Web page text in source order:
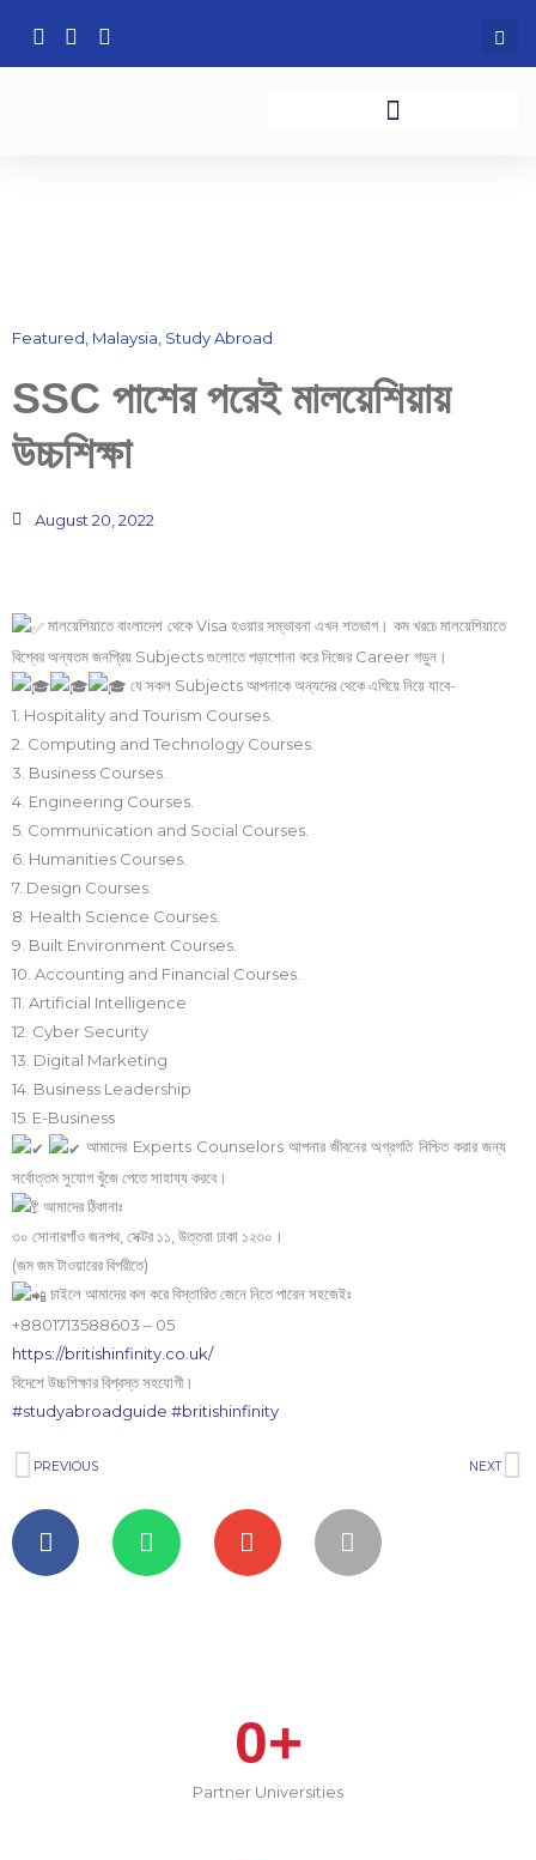
content
Featured Malaysia Study Abroad
SSC পাশের পরেই মালয়েশিয়ায়
উচ্চশিক্ষা
August 20, 2022
মালয়েশিয়াতে বাংলাদেশ থেকে Visa হওয়ার সম্ভাবনা এখন শতভাগ। কম খরচে মালয়েশিয়াতে
বিশ্বের অন্যতম জনপ্রিয় Subjects গুলোতে পড়াশোনা করে নিজের Career গড়ুন।
যে সকল Subjects আপনাকে অন্যদের থেকে এগিয়ে নিয়ে যাবে-
1. Hospitality and Tourism Courses.
2. Computing and Technology Courses.
3. Business Courses.
4. Engineering Courses.
5. Communication and Social Courses.
6. Humanities Courses.
7. Design Courses.
8. Health Science Courses.
9. Built Environment Courses.
10. Accounting and Financial Courses.
11. Artificial Intelligence
12. Cyber Security
13. Digital Marketing
14. Business Leadership
15. E-Business
আমাদের Experts Counselors আপনার জীবনের অগ্রগতি নিশ্চিত করার জন্য
সর্বোত্তম সুযোগ খুঁজে পেতে সাহায্য করবে।
আমাদের ঠিকানাঃ
৩০ সোনারগাঁও জনপথ, সেক্টর ১১, উত্তরা ঢাকা ১২৩০।
(জম জম টাওয়ারের বিপরীতে)
চাইলে আমাদের কল করে বিস্তারিত জেনে নিতে পারেন সহজেইঃ
+8801713588603 – 05
https://britishinfinity.co.uk/
বিদেশে উচ্চশিক্ষার বিশ্বস্ত সহযোগী।
#studyabroadguide #britishinfinity
Prev
PREVIOUS NEXT
Partner Universities
0+